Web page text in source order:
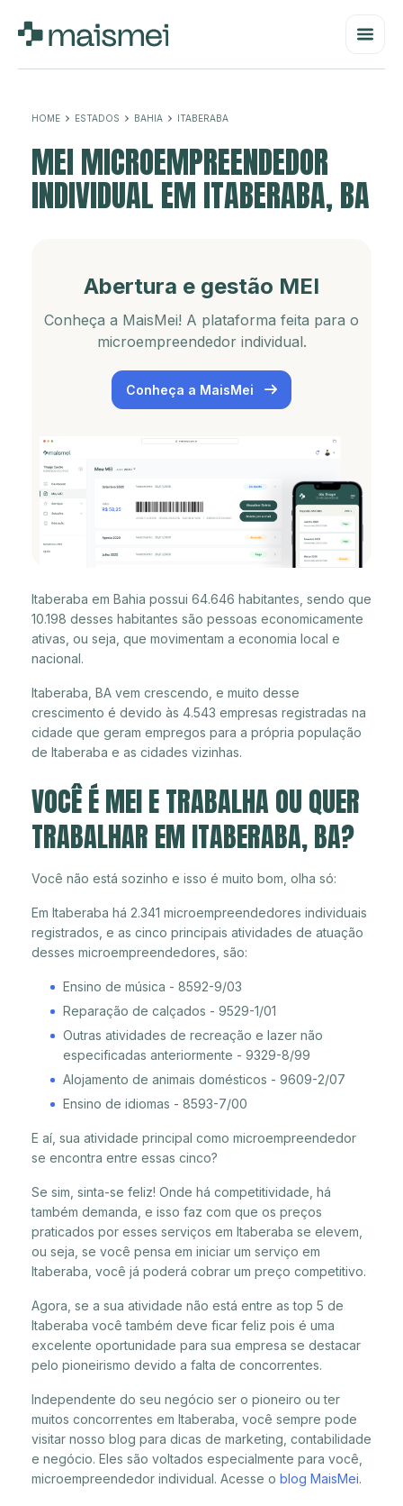
HOME ESTADOS BAHIA ITABERABA
MEI MICROEMPREENDEDOR
INDIVIDUAL EM ITABERABA, BA
Abertura e gestão MEI
Conheça a MaisMei! A plataforma feita para o
microempreendedor individual.
Conheça a MaisMei
Itaberaba em Bahia possui 64.646 habitantes, sendo que
10.198 desses habitantes são pessoas economicamente
ativas, ou seja, que movimentam a economia local e
nacional.
Itaberaba, BA vem crescendo, e muito desse
crescimento é devido às 4.543 empresas registradas na
cidade que geram empregos para a própria população
de Itaberaba e as cidades vizinhas.
VOCÊ É MEI E TRABALHA OU QUER
TRABALHAR EM ITABERABA, BA?
Você não está sozinho e isso é muito bom, olha só:
Em Itaberaba há 2.341 microempreendedores individuais
registrados, e as cinco principais atividades de atuação
desses microempreendedores, são:
Ensino de música - 8592-9/03
Reparação de calçados - 9529-1/01
Outras atividades de recreação e lazer não
especificadas anteriormente - 9329-8/99
Alojamento de animais domésticos - 9609-2/07
Ensino de idiomas - 8593-7/00
E aí, sua atividade principal como microempreendedor
se encontra entre essas cinco?
Se sim, sinta-se feliz! Onde há competitividade, há
também demanda, e isso faz com que os preços
praticados por esses serviços em Itaberaba se elevem,
ou seja, se você pensa em iniciar um serviço em
Itaberaba, você já poderá cobrar um preço competitivo.
Agora, se a sua atividade não está entre as top 5 de
Itaberaba você também deve ficar feliz pois é uma
excelente oportunidade para sua empresa se destacar
pelo pioneirismo devido a falta de concorrentes.
Independente do seu negócio ser o pioneiro ou ter
muitos concorrentes em Itaberaba, você sempre pode
visitar nosso blog para dicas de marketing, contabilidade
e negócio. Eles são voltados especialmente para você,
microempreendedor individual. Acesse o blog MaisMei.